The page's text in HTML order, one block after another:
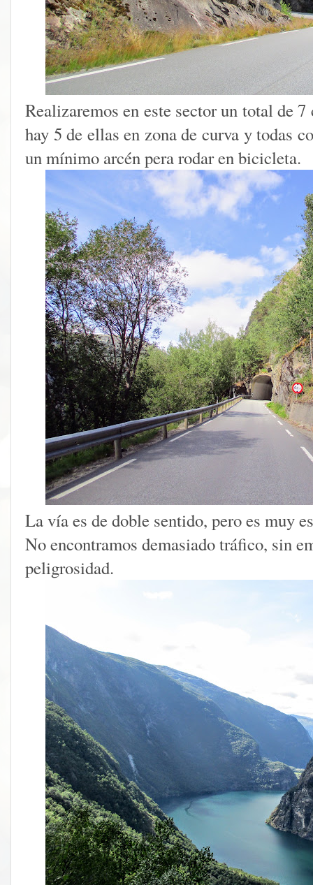
Realizaremos en este sector un total de
hay 5 de ellas en zona de curva y todas
un mínimo arcén pera rodar en bicicleta.
La vía es de doble sentido, pero es muy
No encontramos demasiado tráfico, sin
peligrosidad.